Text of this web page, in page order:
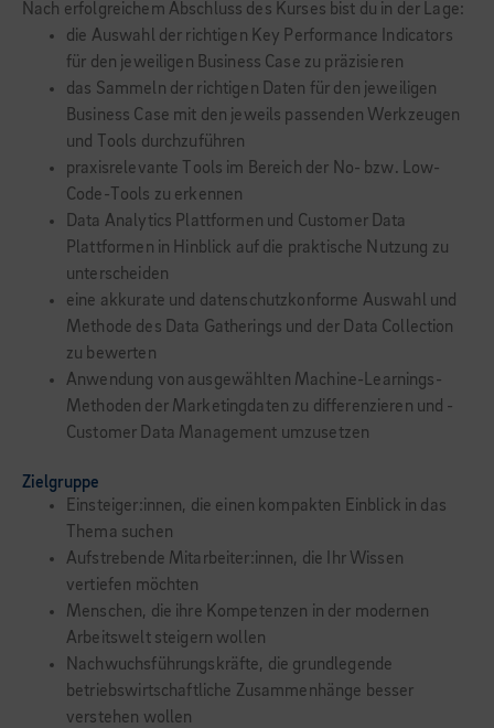
Nach erfolgreichem Abschluss des Kurses bist du in der Lage:
die Auswahl der richtigen Key Performance Indicators
für den jeweiligen Business Case zu präzisieren
das Sammeln der richtigen Daten für den jeweiligen
Business Case mit den jeweils passenden Werkzeugen
und Tools durchzuführen
praxisrelevante Tools im Bereich der No- bzw. Low-
Code-Tools zu erkennen
Data Analytics Plattformen und Customer Data
Plattformen in Hinblick auf die praktische Nutzung zu
unterscheiden
eine akkurate und datenschutzkonforme Auswahl und
Methode des Data Gatherings und der Data Collection
zu bewerten
Anwendung von ausgewählten Machine-Learnings-
Methoden der Marketingdaten zu differenzieren und -
Customer Data Management umzusetzen
Zielgruppe
Einsteiger:innen, die einen kompakten Einblick in das
Thema suchen
Aufstrebende Mitarbeiter:innen, die Ihr Wissen
vertiefen möchten
Menschen, die ihre Kompetenzen in der modernen
Arbeitswelt steigern wollen
Nachwuchsführungskräfte, die grundlegende
betriebswirtschaftliche Zusammenhänge besser
verstehen wollen